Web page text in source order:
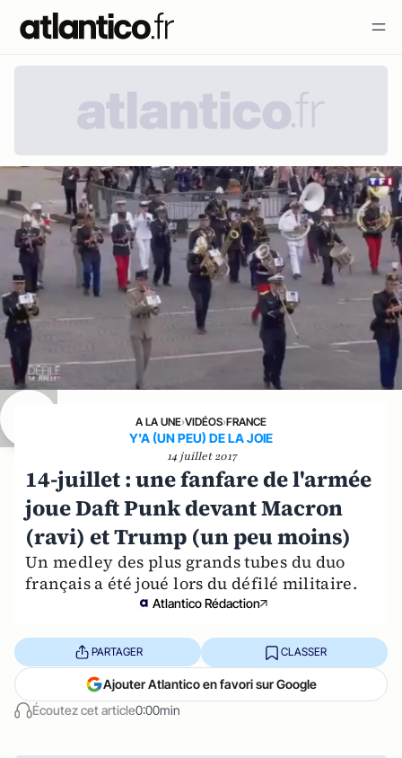
A LA UNE›VIDÉOS›FRANCE
Y'A (UN PEU) DE LA JOIE
14 juillet 2017
14-juillet : une fanfare de l'armée
joue Daft Punk devant Macron
(ravi) et Trump (un peu moins)
Un medley des plus grands tubes du duo
français a été joué lors du défilé militaire.
Atlantico Rédaction
Écoutez cet article0:00min
PARTAGER CLASSER
Ajouter Atlantico en favori sur Google